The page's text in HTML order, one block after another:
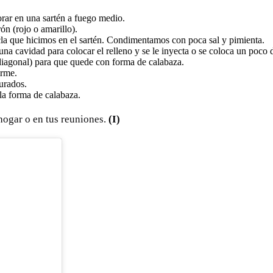
en una sartén a fuego medio.
(rojo o amarillo).
que hicimos en el sartén. Condimentamos con poca sal y pimienta.
cavidad para colocar el relleno y se le inyecta o se coloca un
para que quede con forma de calabaza.
forma de calabaza.
o en tus reuniones. (I)